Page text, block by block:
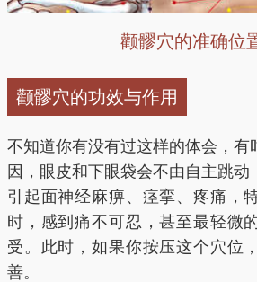
颧髎穴的准确位
颧髎穴的功效与作用
不知道你有没有过这样的体会，有
因，眼皮和下眼袋会不由自主跳动
引起面神经麻痹、痉挛、疼痛，
时，感到痛不可忍，甚至最轻微
受。此时，如果你按压这个穴位
善。